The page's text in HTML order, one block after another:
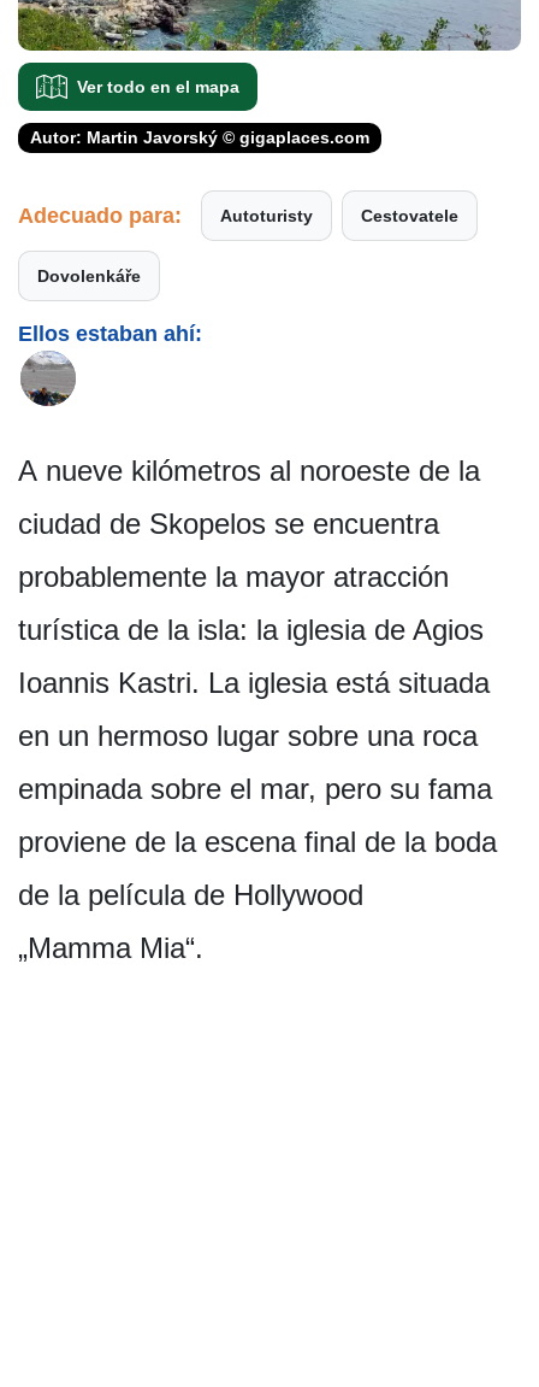
Ver todo en el mapa
Autor: Martin Javorský © gigaplaces.com
Adecuado para: Autoturisty Cestovatele
Dovolenkáře
Ellos estaban ahí:
A nueve kilómetros al noroeste de la
ciudad de Skopelos se encuentra
probablemente la mayor atracción
turística de la isla: la iglesia de Agios
Ioannis Kastri. La iglesia está situada
en un hermoso lugar sobre una roca
empinada sobre el mar, pero su fama
proviene de la escena final de la boda
de la película de Hollywood
„Mamma Mia“.